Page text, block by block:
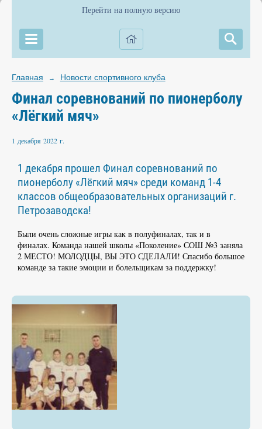
Перейти на полную версию
Главная → Новости спортивного клуба
Финал соревнований по пионерболу
«Лёгкий мяч»
1 декабря 2022 г.
1 декабря прошел Финал соревнований по
пионерболу «Лёгкий мяч» среди команд 1-4
классов общеобразовательных организаций г.
Петрозаводска!
Были очень сложные игры как в полуфиналах, так и в
финалах. Команда нашей школы «Поколение» СОШ №3 заняла
2 МЕСТО! МОЛОДЦЫ, ВЫ ЭТО СДЕЛАЛИ! Спасибо большое
команде за такие эмоции и болельщикам за поддержку!